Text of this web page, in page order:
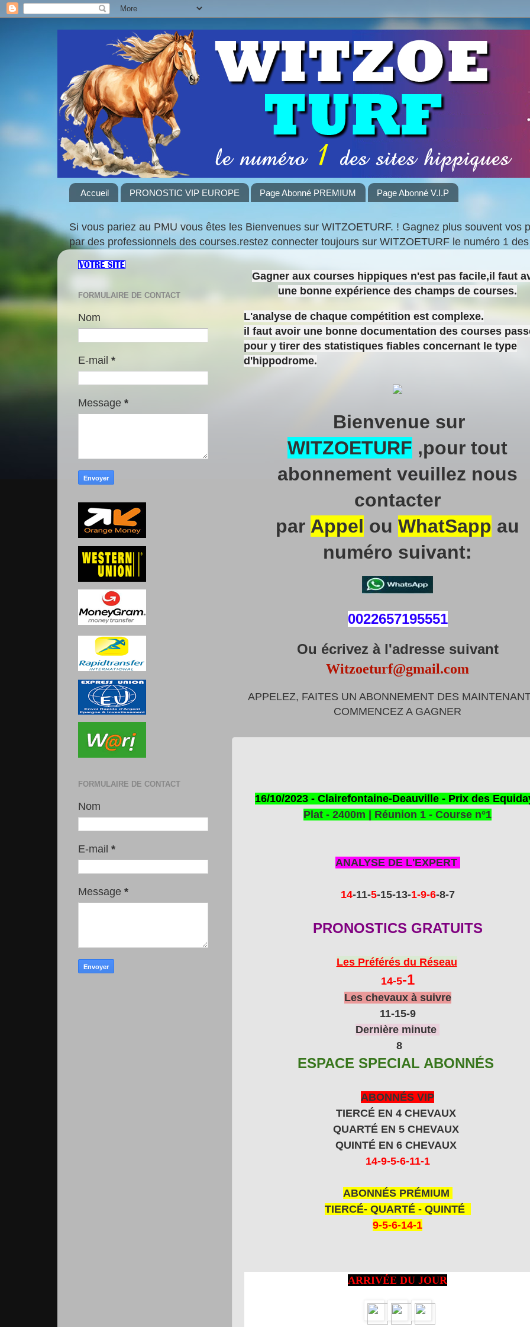
Accueil PRONOSTIC VIP EUROPE Page Abonné PREMIUM Page Abonné V.I.P
Si vous pariez au PMU vous êtes les Bienvenues sur WITZOETURF. ! Gagnez plus souvent vos
par des professionnels des courses.restez connecter toujours sur WITZOETURF le numéro 1
Gagner aux courses hippiques n'est pas facile,il faut
une bonne expérience des champs de courses.
L'analyse de chaque compétition est complexe.
il faut avoir une bonne documentation des courses
pour y tirer des statistiques fiables concernant le type
d'hippodrome.
Bienvenue sur
WITZOETURF ,pour tout
abonnement veuillez nous
contacter
par Appel ou WhatSapp au
numéro suivant:
0022657195551
Ou écrivez à l'adresse suivant
Witzoeturf@gmail.com
APPELEZ, FAITES UN ABONNEMENT DES
COMMENCEZ A GAGNER
16/10/2023 - Clairefontaine-Deauville - Prix des
Plat - 2400m | Réunion 1 - Course n°1
ANALYSE DE L'EXPERT
14-11-5-15-13-1-9-6-8-7
PRONOSTICS GRATUITS
Les Préférés du Réseau
14-5-1
Les chevaux à suivre
11-15-9
Dernière minute
8
ESPACE SPECIAL ABONNÉS
ABONNÉS VIP
TIERCÉ EN 4 CHEVAUX
QUARTÉ EN 5 CHEVAUX
QUINTÉ EN 6 CHEVAUX
14-9-5-6-11-1
ABONNÉS PRÉMIUM
TIERCÉ- QUARTÉ - QUINTÉ
9-5-6-14-1
ARRIVÉE DU JOUR
FORMULAIRE DE CONTACT
Nom
E-mail *
Message *
FORMULAIRE DE CONTACT
Nom
E-mail *
Message *